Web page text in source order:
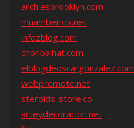
archiesbrooklyn.com
muambeiros.net
infozblog.com
chonbaihat.com
elblogdeoscargonzalez.com
webpromote.net
steroids-store.co
arteydecoracion.net